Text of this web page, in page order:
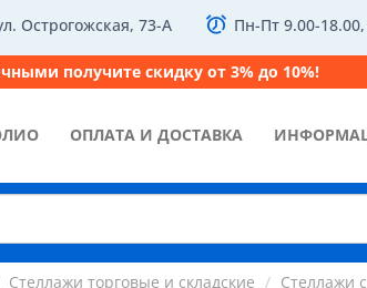
Острогожская, 73-А Пн-Пт 9.00-
получите скидку от 3% до 10%!
ОПЛАТА И ДОСТАВКА
Стеллажи торговые и складские Стеллажи